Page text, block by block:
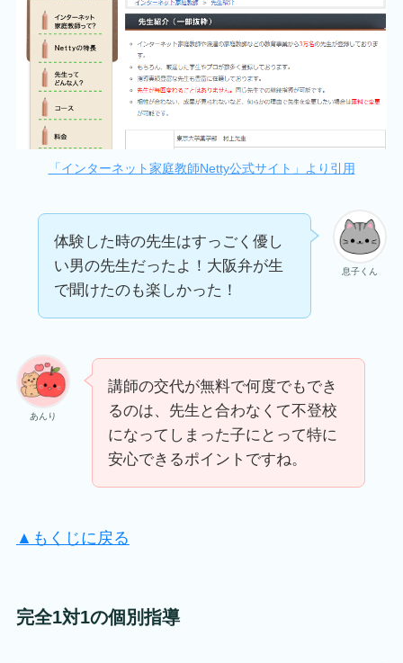
「インターネット家庭教師Netty公式サイト」より引用
息子くん
体験した時の先生はすっごく優し
い男の先生だったよ！大阪弁が生
で聞けたのも楽しかった！
あんり
講師の交代が無料で何度でもでき
るのは、先生と合わなくて不登校
になってしまった子にとって特に
安心できるポイントですね。
▲もくじに戻る
完全1対1の個別指導